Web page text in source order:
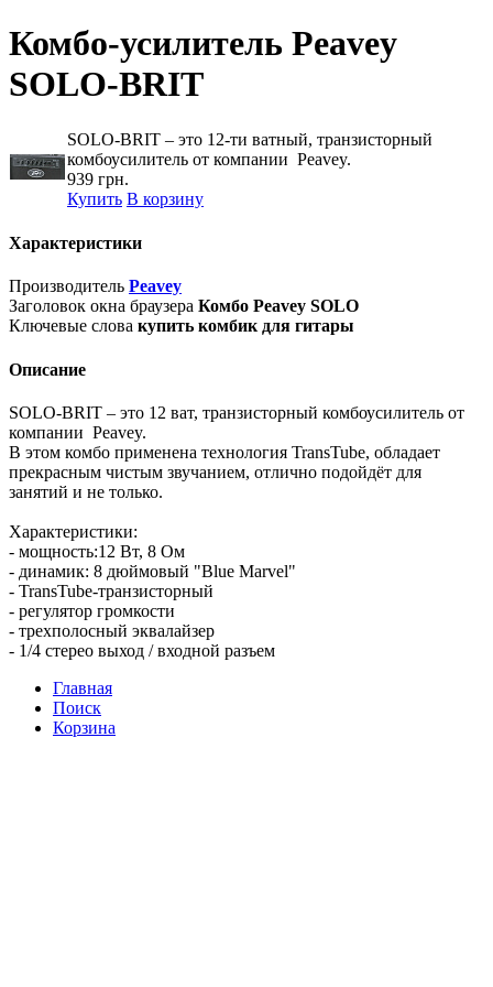
Комбо-усилитель Peavey
SOLO-BRIT
SOLO-BRIT – это 12-ти ватный, транзисторный
комбоусилитель от компании Peavey.
939 грн.
Купить В корзину
Характеристики
Производитель Peavey
Заголовок окна браузера Комбо Peavey SOLO
Ключевые слова купить комбик для гитары
Описание
SOLO-BRIT – это 12 ват, транзисторный комбоусилитель от
компании Peavey.
В этом комбо применена технология TransTube, обладает
прекрасным чистым звучанием, отлично подойдёт для
занятий и не только.
Характеристики:
- мощность:12 Вт, 8 Ом
- динамик: 8 дюймовый "Blue Marvel"
- TransTube-транзисторный
- регулятор громкости
- трехполосный эквалайзер
- 1/4 стерео выход / входной разъем
Главная
Поиск
Корзина